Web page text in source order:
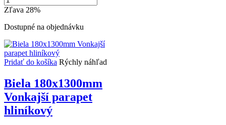
22,78€.16,87€.
Biela
Vonkajší
hliníkový
Zľava 28%
Dostupné na objednávku
Pridať do košíka Rýchly náhľad
Biela 180x1300mm
Vonkajší parapet
hliníkový